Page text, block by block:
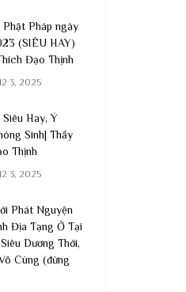
Pháp ngày
(SIÊU HAY)
Đạo Thịnh
3, 2025
Hay, Ý
Sinh| Thầy
Thịnh
3, 2025
Phát Nguyện
Địa Tạng Ở Tại
Dương Thới,
Cùng (đừng